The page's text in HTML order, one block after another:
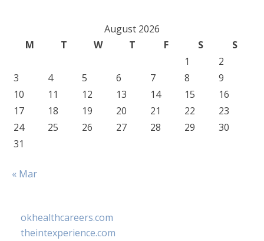
August 2026
M
T W T F S
S
1
2
3
4 5 6 7 8
9
10
11 12 13 14 15
16
17
18 19 20 21 22
23
24
25 26 27 28 29
30
31
« Mar
okhealthcareers.com
theintexperience.com